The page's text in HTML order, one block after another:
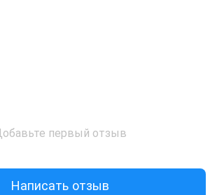
первый отзыв
Написать отзыв